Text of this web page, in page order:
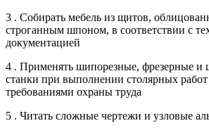
3 . Собирать мебель из щитов,
строганным шпоном, в соответствии с
документацией
4 . Применять шипорезные, фрезерные и
станки при выполнении столярных работ
требованиями охраны труда
5 . Читать сложные чертежи и узловые